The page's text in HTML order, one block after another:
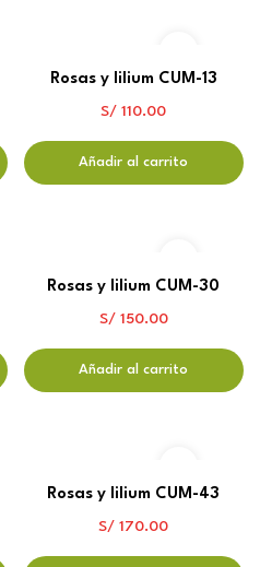
Rosas y lilium CUM-13
S/ 110.00
Añadir al carrito
Rosas y lilium CUM-30
S/150.00
Añadir al carrito
Rosas y lilium CUM-43
S/ 170.00